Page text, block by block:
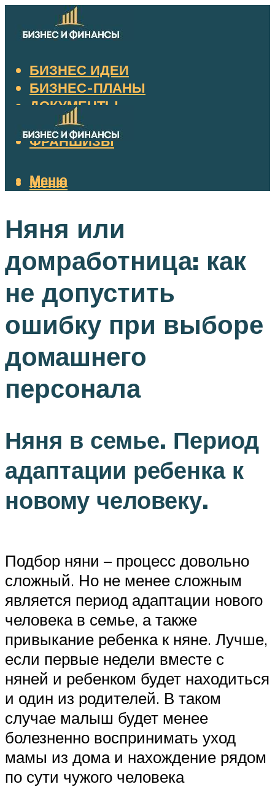
БИЗНЕС ИДЕИ
БИЗНЕС-ПЛАНЫ
ДОКУМЕНТЫ
НАЛОГИ
ФРАНШИЗЫ
Меню
Меню
Няня или
домработница: как
не допустить
ошибку при выборе
домашнего
персонала
Няня в семье. Период
адаптации ребенка к
новому человеку.
Подбор няни – процесс довольно
сложный. Но не менее сложным
является период адаптации нового
человека в семье, а также
привыкание ребенка к няне. Лучше,
если первые недели вместе с
няней и ребенком будет находиться
и один из родителей. В таком
случае малыш будет менее
болезненно воспринимать уход
мамы из дома и нахождение рядом
по сути чужого человека